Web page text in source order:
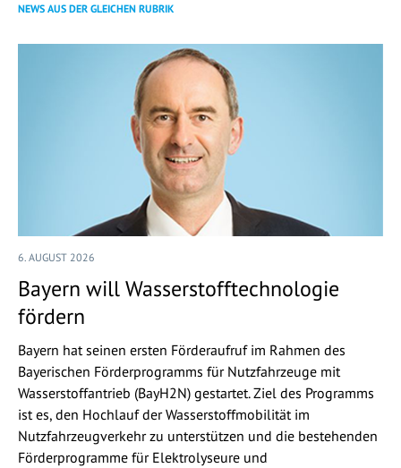
NEWS AUS DER GLEICHEN RUBRIK
6. AUGUST 2026
Bayern will Wasserstofftechnologie
fördern
Bayern hat seinen ersten Förderaufruf im Rahmen des
Bayerischen Förderprogramms für Nutzfahrzeuge mit
Wasserstoffantrieb (BayH2N) gestartet. Ziel des Programms
ist es, den Hochlauf der Wasserstoffmobilität im
Nutzfahrzeugverkehr zu unterstützen und die bestehenden
Förderprogramme für Elektrolyseure und